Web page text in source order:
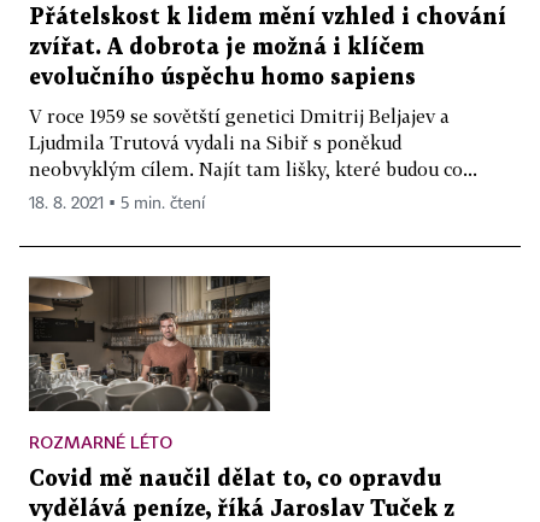
Přátelskost k lidem mění vzhled i chování
zvířat. A dobrota je možná i klíčem
evolučního úspěchu homo sapiens
V roce 1959 se sovětští genetici Dmitrij Beljajev a
Ljudmila Trutová vydali na Sibiř s poněkud
neobvyklým cílem. Najít tam lišky, které budou co...
18. 8. 2021 ▪ 5 min. čtení
ROZMARNÉ LÉTO
Covid mě naučil dělat to, co opravdu
vydělává peníze, říká Jaroslav Tuček z